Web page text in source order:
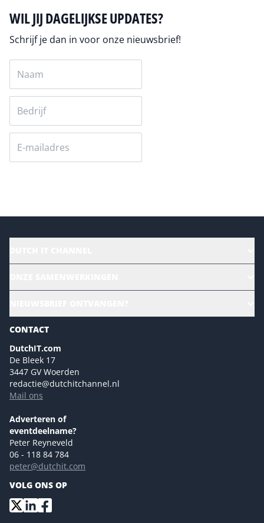
WIL JIJ DAGELIJKSE UPDATES?
Schrijf je dan in voor onze nieuwsbrief!
Magazines
Marketingmogelijkheden 2026
Eventmogelijkheden 2026
Advertising opportunities 2026 ENG
Event opportunities 2026 ENG
NL Digital
Versturen
CONTACT
DutchIT.com
De Bleek 17
3447 GV Woerden
redactie@dutchitchannel.nl
Mail ons
Adverteren of
eventdeelname?
Peter Reyneveld
06 - 118 84 784
peter@dutchit.com
VOLG ONS OP